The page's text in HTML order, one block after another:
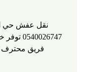
نقل عفش حي
فريق محترف